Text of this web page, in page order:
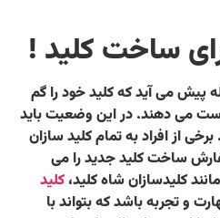
ساخت کلید !
پیش می آید که کلید خود را گم
می دهند. در این وضعیت باید
از افراد به تمام کلید سازان
ساخت کلید جدید را می
کلیدسازان شاه کلید، کلید
و تجربه باشد که بتواند با